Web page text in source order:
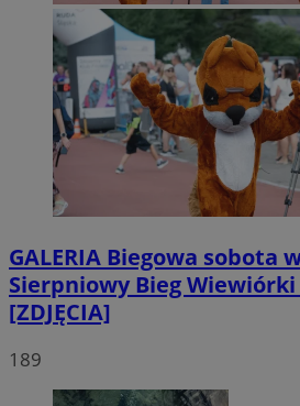
GALERIA Biegowa sobota
Sierpniowy Bieg
[ZDJĘCIA]
189